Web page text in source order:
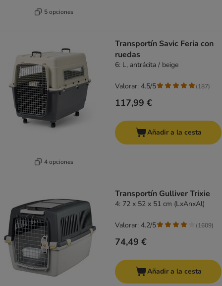
5 opciones
4 opciones
Transportín Savic Feria con
ruedas
6: L, antrácita / beige
117,99 €
Valorar: 4.5/5 (187)
Añadir a la cesta
Transportín Gulliver Trixie
4: 72 x 52 x 51 cm (LxAnxAl)
74,49 €
Valorar: 4.2/5 (1609)
Añadir a la cesta